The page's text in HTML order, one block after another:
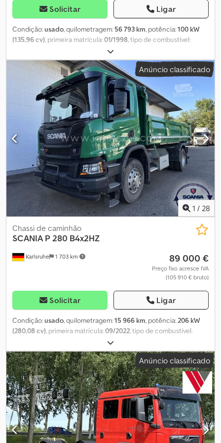
Solicitar Ligar
Condição:usado, quilometragem: 56 793 km, potência:100 kW
(135,96 cv), primeira matrícula:01/1998, tipo de combustível:
215/75r17.5
distância entre eixos:4 000 mm, combustível:diesel, cor:outro,
cabina do condutor:cabina diurna, tipo de engrenagem:
, suspensão:aço, comprimento total:
2 500 mm, altura total: 3 000 mm, Ano de fabrico:1998,
Medida dos pneus: 215/75r17.5 Travões: travões de disco
Suspensão: suspensão de molas Eixo dianteiro: direcional; perfil
do pneu esquerdo: 8 mm; perfil do pneu direito: 8 mm Eixo
traseiro: rodas duplas; perfil do pneu esquerdo interno: 8 mm;
perfil do pneu esquerdo externo: 8 mm; perfil do pneu direito
interno: 8 mm; perfil do pneu direito externo: 8 mm Dsdpfx
Abozrbbwebsck Danos: nenhum
Anúncio classificado
1 / 28
Karlsruhe 1 703 km
Chassi de caminhão
SCANIA P 280 B4x2HZ
89 000 €
Preço fixo acresce IVA
(105 910 € bruto)
Solicitar Ligar
Condição:usado, quilometragem:15 966 km, potência:206 kW
(280,08 cv), primeira matrícula:09/2022, tipo de combustível:
, configuração de eixo:
verde, tipo de engrenagem:mecânico, classe de emissão:Euro 6,
Ano de fabrico:2022, Equipamento:ABS, ar condicionado, filtro
de partículas, programa eletrónico de estabilidade (ESP), Ano
do modelo * Ano do modelo: 2022 Transmissão * Caixa manual,
8+1 velocidades Sistemas de assistência * Sistema eletrónico de
travagem EBS * Acendimento automático dos faróis * Assistente
de manutenção na faixa de rodagem Iluminação e visibilidade *
Faróis H7 * Regulação do alcance dos faróis * Luzes de
circulação diurna LED Áudio e comunicação * Preparação para
Anúncio classificado